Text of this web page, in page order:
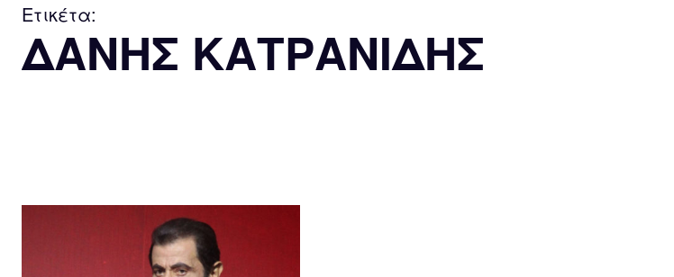
Ετικέτα:
ΔΑΝΗΣ ΚΑΤΡΑΝΙΔΗΣ